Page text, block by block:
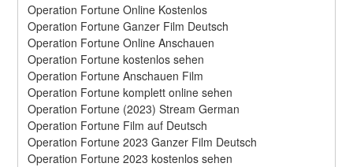
Operation Fortune Online Kostenlos
Operation Fortune Ganzer Film Deutsch
Operation Fortune Online Anschauen
Operation Fortune kostenlos sehen
Operation Fortune Anschauen Film
Operation Fortune komplett online sehen
Operation Fortune (2023) Stream German
Operation Fortune Film auf Deutsch
Operation Fortune 2023 Ganzer Film Deutsch
Operation Fortune 2023 kostenlos sehen